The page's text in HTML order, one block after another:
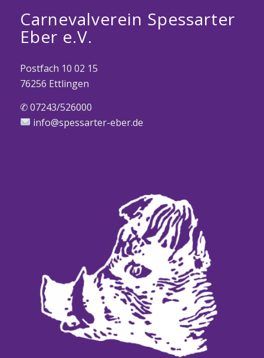
Carnevalverein Spessarter
Eber e.V.
Postfach 10 02 15
76256 Ettlingen
✆ 07243/526000
info@spessarter-eber.de